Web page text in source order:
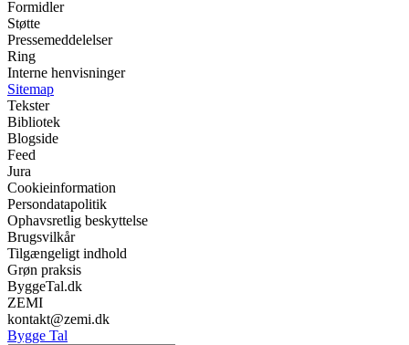
Formidler
Støtte
Pressemeddelelser
Ring
Interne henvisninger
Sitemap
Tekster
Bibliotek
Blogside
Feed
Jura
Cookieinformation
Persondatapolitik
Ophavsretlig beskyttelse
Brugsvilkår
Tilgængeligt indhold
Grøn praksis
ByggeTal.dk
ZEMI
kontakt@zemi.dk
Bygge Tal